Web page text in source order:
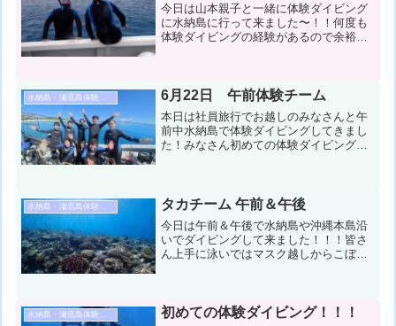
今日は山本親子と一緒に体験ダイビング
に水納島に行って来ました〜！！何度も
体験ダイビングの経験があるので余裕を
タ気温：２４℃ スーツ...
水納島・瀬底島体験ダイビング 6月22日 午前体験チーム
本日は社員旅行でお越しのみなさんと午
前中水納島で体験ダイビングしてきまし
た！みなさん初めての体験ダイビングだ
気温：29℃ スーツ：...
タカチーム 午前＆午後
今日は午前＆午後で水納島や沖縄本島沿
いでダイビングして来ました！！！皆さ
ん上手に泳いではマスク越しからこぼれ
ブ！！！コンディション＆データ気...
水納島・瀬底島体験ダイビング 初めての体験ダイビング！！！